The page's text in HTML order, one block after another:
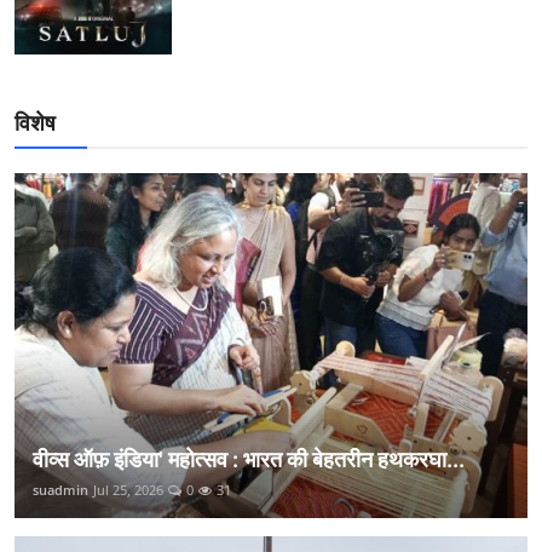
विशेष
वीव्स ऑफ़ इंडिया' महोत्सव : भारत की बेहतरीन हथकरघा...
suadmin Jul 25, 2026 0 31